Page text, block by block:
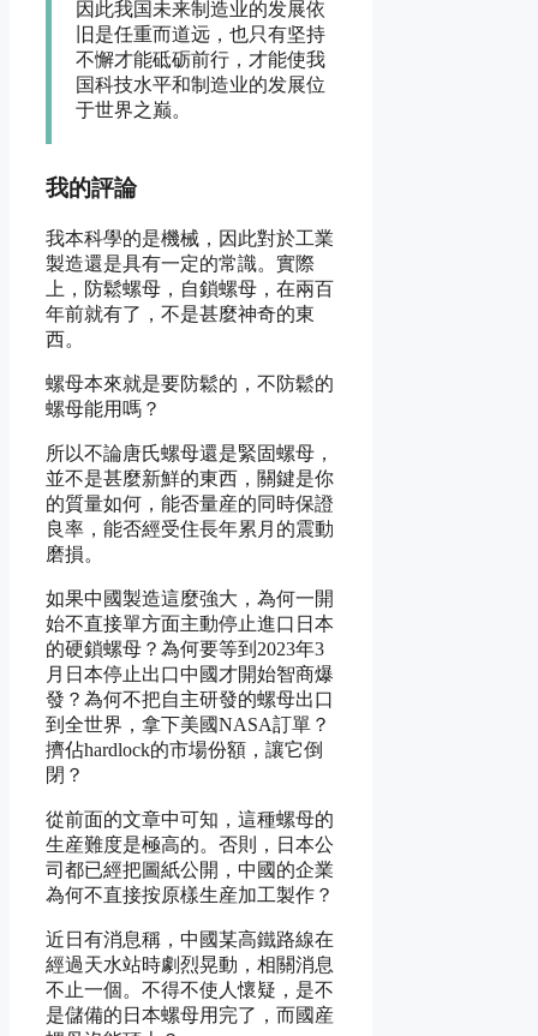
因此我国未来制造业的发展依
旧是任重而道远，也只有坚持
不懈才能砥砺前行，才能使我
国科技水平和制造业的发展位
于世界之巅。
我的評論
我本科學的是機械，因此對於工業
製造還是具有一定的常識。實際
上，防鬆螺母，自鎖螺母，在兩百
年前就有了，不是甚麼神奇的東
西。
螺母本來就是要防鬆的，不防鬆的
螺母能用嗎？
所以不論唐氏螺母還是緊固螺母，
並不是甚麼新鮮的東西，關鍵是你
的質量如何，能否量産的同時保證
良率，能否經受住長年累月的震動
磨損。
如果中國製造這麼強大，為何一開
始不直接單方面主動停止進口日本
的硬鎖螺母？為何要等到2023年3
月日本停止出口中國才開始智商爆
發？為何不把自主研發的螺母出口
到全世界，拿下美國NASA訂單？
擠佔hardlock的市場份額，讓它倒
閉？
從前面的文章中可知，這種螺母的
生産難度是極高的。否則，日本公
司都已經把圖紙公開，中國的企業
為何不直接按原樣生産加工製作？
近日有消息稱，中國某高鐵路線在
經過天水站時劇烈晃動，相關消息
不止一個。不得不使人懷疑，是不
是儲備的日本螺母用完了，而國産